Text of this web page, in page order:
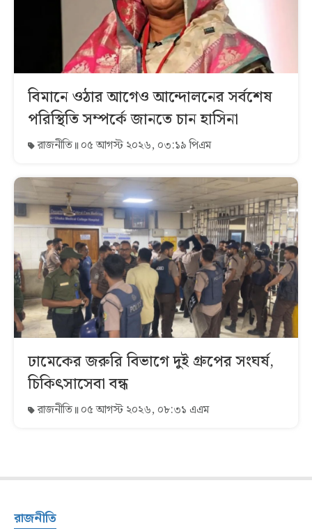
বিমানে ওঠার আগেও আন্দোলনের সর্বশেষ
পরিস্থিতি সম্পর্কে জানতে চান হাসিনা
রাজনীতি ০৫ আগস্ট ২০২৬, ০৩:১৯ পিএম
ঢামেকের জরুরি বিভাগে দুই গ্রুপের সংঘর্ষ,
চিকিৎসাসেবা বন্ধ
রাজনীতি ০৫ আগস্ট ২০২৬, ০৮:৩১ এএম
রাজনীতি